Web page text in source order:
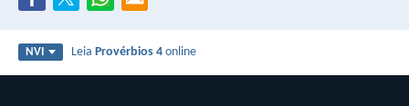
NVI LeiaProvérbios 4 online